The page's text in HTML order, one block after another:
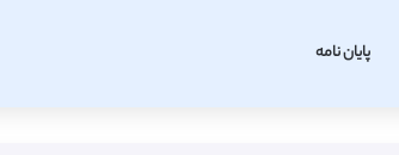
پایان نامه